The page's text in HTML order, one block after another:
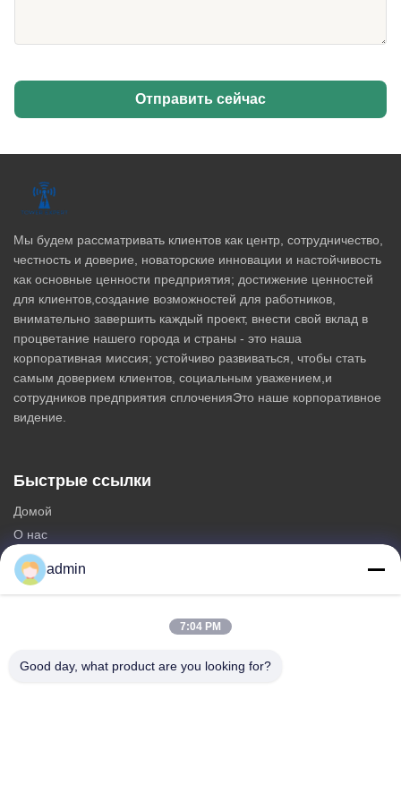
Отправить сейчас
Мы будем рассматривать клиентов как центр, сотрудничество,
честность и доверие, новаторские инновации и настойчивость
как основные ценности предприятия; достижение ценностей
для клиентов,создание возможностей для работников,
внимательно завершить каждый проект, внести свой вклад в
процветание нашего города и страны - это наша
корпоративная миссия; устойчиво развиваться, чтобы стать
самым доверием клиентов, социальным уважением,и
сотрудников предприятия сплоченияЭто наше корпоративное
видение.
Быстрые ссылки
Домой
О нас
продукты
Свяжитесь с нами
треугольная антенная башня
admin
7:04 PM
Good day, what product are you looking for?